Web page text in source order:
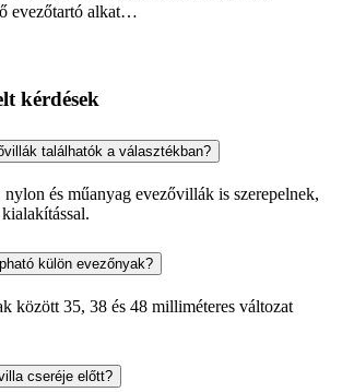
evezőtartó alkat…
kérdések
találhatók a választékban?
és műanyag evezővillák is szerepelnek,
külön evezőnyak?
között 35, 38 és 48 milliméteres változat
cseréje előtt?